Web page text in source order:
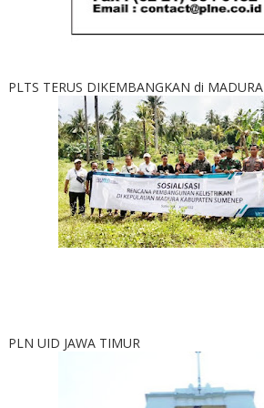
PLTS TERUS DIKEMBANGKAN di MADURA
PLN UID JAWA TIMUR